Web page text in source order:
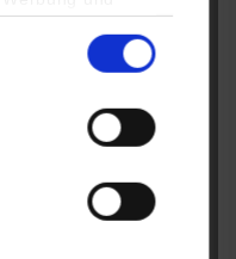
diese
bereitgestellt
Ihrer Nutzung